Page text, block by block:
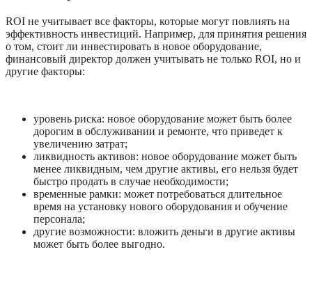
ROI не учитывает все факторы, которые могут повлиять на
эффективность инвестиций. Например, для принятия решения
о том, стоит ли инвестировать в новое оборудование,
финансовый директор должен учитывать не только ROI, но и
другие факторы:
уровень риска: новое оборудование может быть более
дорогим в обслуживании и ремонте, что приведет к
увеличению затрат;
ликвидность активов: новое оборудование может быть
менее ликвидным, чем другие активы, его нельзя будет
быстро продать в случае необходимости;
временные рамки: может потребоваться длительное
время на установку нового оборудования и обучение
персонала;
другие возможности: вложить деньги в другие активы
может быть более выгодно.